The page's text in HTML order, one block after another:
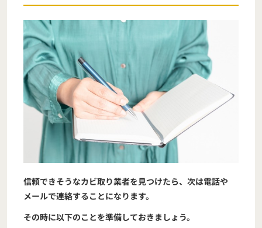
信頼できそうなカビ取り業者を見つけたら、次は電話や
メールで連絡することになります。
その時に以下のことを準備しておきましょう。